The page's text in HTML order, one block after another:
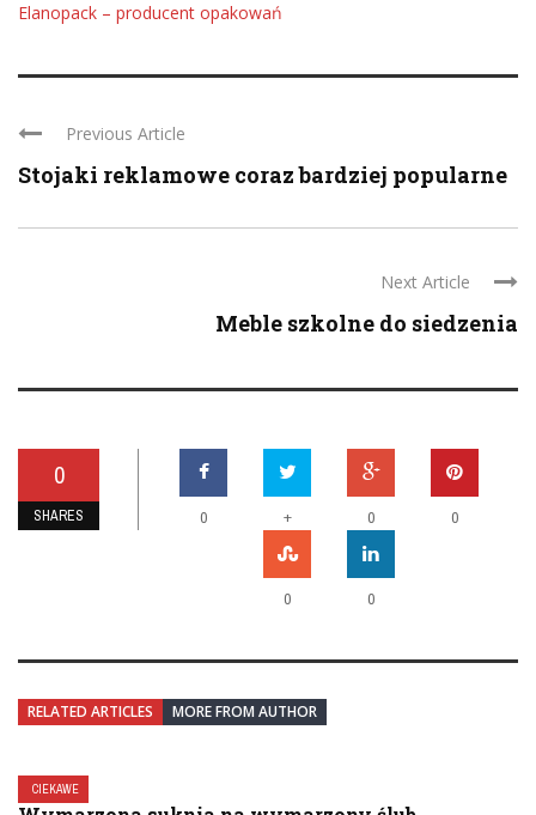
Elanopack – producent opakowań
Previous Article
Stojaki reklamowe coraz bardziej popularne
Next Article
Meble szkolne do siedzenia
0
SHARES 0 + 0 0
0 0
RELATED ARTICLES MORE FROM AUTHOR
CIEKAWE